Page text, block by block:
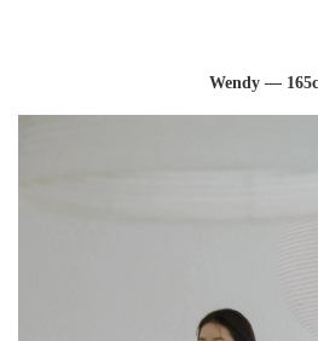
Wendy —